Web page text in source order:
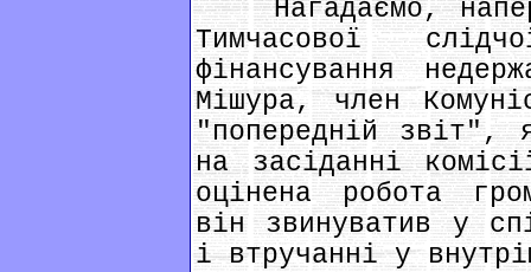
Нагадаємо,
Тимчасової
фінансування
Мішура, член
"попередній звіт",
на засіданні
оцінена робота
він звинуватив у
і втручанні у